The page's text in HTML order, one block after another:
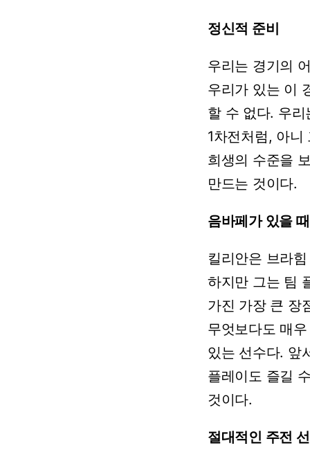
정신적 준비
우리는 경기의
우리가 있는 이
할 수 없다. 우리
1차전처럼, 아니
희생의 수준을
만드는 것이다.
음바페가 있을
킬리안은 브라힘
하지만 그는 팀
가진 가장 큰 장
무엇보다도 매우
있는 선수다. 앞
플레이도 즐길
것이다.
절대적인 주전